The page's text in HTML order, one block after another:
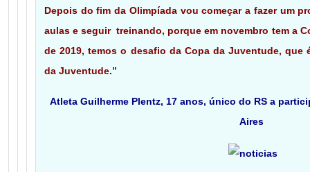
Depois do fim da Olimpíada vou começar a fazer um
aulas e seguir treinando, porque em novembro tem a
de 2019, temos o desafio da Copa da Juventude,
da Juventude.”
Atleta Guilherme Plentz, 17 anos, único do RS a
Aires